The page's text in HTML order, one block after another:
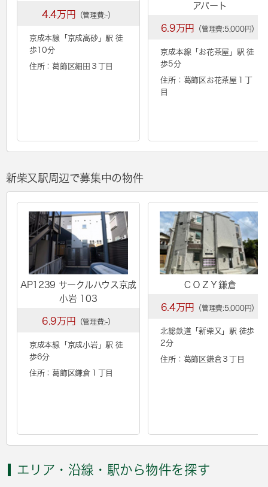
4.4万円 （管理費:-）
京成本線「 京成高砂」駅 徒
歩10分
住所：葛飾区細田３丁目
アパート
6.9万円 （管理費:5,000円）
京成本線「 お花茶屋 」駅 徒
歩5分
住所：葛飾区お花茶屋１丁
目
新柴又駅周辺で募集中の物件
AP1239 サークルハウス京成
小岩 103
6.9万円 （管理費:-）
京成本線「 京成小岩」駅 徒
歩6分
住所：葛飾区鎌倉１丁目
ＣＯＺＹ鎌倉
6.4万円 （管理費:5,000円）
北総鉄道「新柴又 」駅 徒歩
2分
住所：葛飾区鎌倉３丁目
エリア・沿線・駅から物件を探す